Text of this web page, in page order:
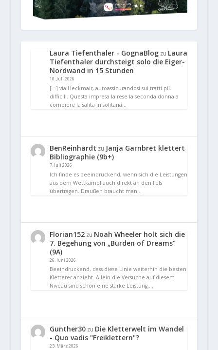
Laura Tiefenthaler - GognaBlogzu Laura
Tiefenthaler durchsteigt solo die Eiger-
Nordwand in 15 Stunden
10. Juli 2026
[…] via Heckmair, autoassicurandosi sui tratti più
difficili. Questa impresa la rese la seconda donna a
compiere la salita in solitaria…
BenReinhardt zu Janja Garnbret klettert
Bibliographie (9b+)
7. Juli 2026
Ich finde es beeindruckend, wenn sich die Leistungen
aus dem Wettkampf auch direkt an den Fels
übertragen. Draußen braucht man…
Florian152zu Noah Wheeler holt sich die
7. Begehung von „Burden of Dreams“
(9A)
26. Juni 2026
Beeindruckend, dass diese Linie weiterhin die besten
Kletterer anzieht. Allein die Versuche auf diesem
Niveau sind schon eine starke Leistung.…
Gunther30zu Die Kletterwelt im Wandel
- Quo vadis "Freiklettern"?
23. März 2026